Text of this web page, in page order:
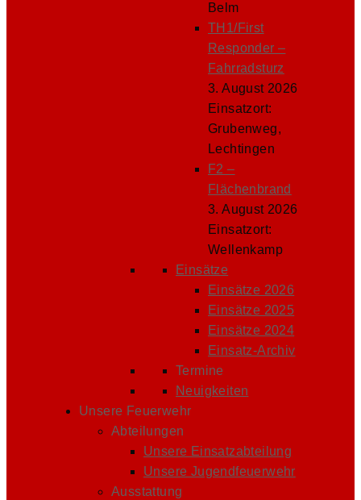
Belm
TH1/First
Responder –
Fahrradsturz
3. August 2026
Einsatzort:
Grubenweg,
Lechtingen
F2 –
Flächenbrand
3. August 2026
Einsatzort:
Wellenkamp
Einsätze
Einsätze 2026
Einsätze 2025
Einsätze 2024
Einsatz-Archiv
Termine
Neuigkeiten
Unsere Feuerwehr
Abteilungen
Unsere Einsatzabteilung
Unsere Jugendfeuerwehr
Ausstattung